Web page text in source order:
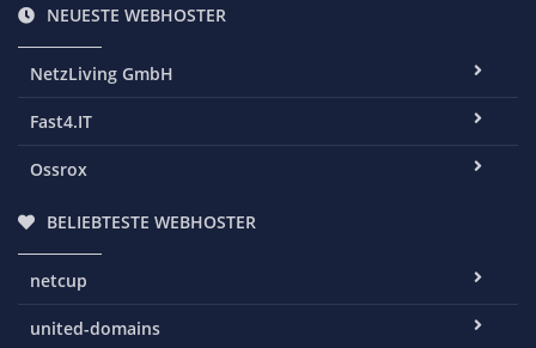
NEUESTE WEBHOSTER
NetzLiving GmbH
Fast4.IT
Ossrox
BELIEBTESTE WEBHOSTER
netcup
united-domains